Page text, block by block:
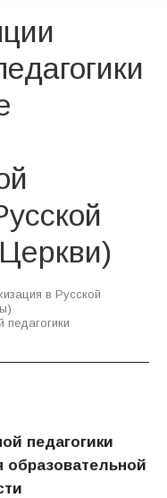
в Русской
педагогики
образовательной